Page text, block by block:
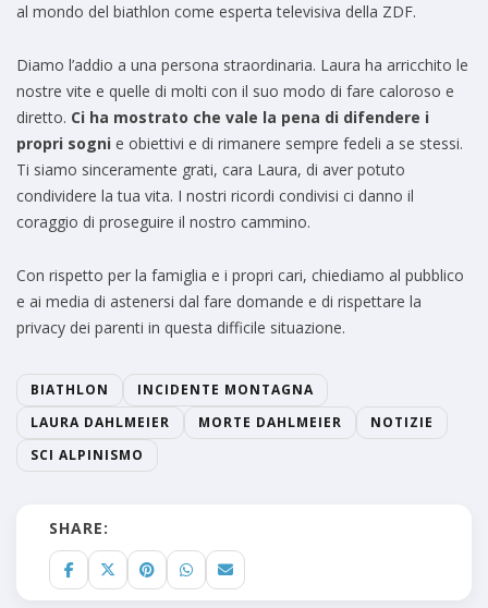
al mondo del biathlon come esperta televisiva della ZDF.
Diamo l’addio a una persona straordinaria. Laura ha arricchito le
nostre vite e quelle di molti con il suo modo di fare caloroso e
diretto. Ci ha mostrato che vale la pena di difendere i
propri sogni e obiettivi e di rimanere sempre fedeli a se stessi.
Ti siamo sinceramente grati, cara Laura, di aver potuto
condividere la tua vita. I nostri ricordi condivisi ci danno il
coraggio di proseguire il nostro cammino.
Con rispetto per la famiglia e i propri cari, chiediamo al pubblico
e ai media di astenersi dal fare domande e di rispettare la
privacy dei parenti in questa difficile situazione.
BIATHLON
INCIDENTE MONTAGNA
LAURA DAHLMEIER
MORTE DAHLMEIER
NOTIZIE
SCI ALPINISMO
SHARE: